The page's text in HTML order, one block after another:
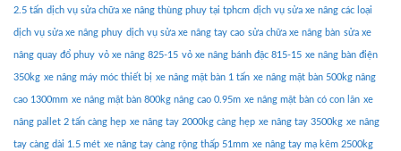
2.5 tấn dịch vụ sửa chữa xe nâng thùng phuy tại tphcm dịch vụ sửa xe nâng các loại
dịch vụ sửa xe nâng phuy dịch vụ sửa xe nâng tay cao sửa chữa xe nâng bàn sửa xe
nâng quay đổ phuy vỏ xe nâng 825-15 vỏ xe nâng bánh đặc 815-15 xe nâng bàn điện
350kg xe nâng máy móc thiết bị xe nâng mặt bàn 1 tấn xe nâng mặt bàn 500kg nâng
cao 1300mm xe nâng mặt bàn 800kg nâng cao 0.95m xe nâng mặt bàn có con lăn xe
nâng pallet 2 tấn càng hẹp xe nâng tay 2000kg càng hẹp xe nâng tay 3500kg xe nâng
tay càng dài 1.5 mét xe nâng tay càng rộng thấp 51mm xe nâng tay mạ kẽm 2500kg